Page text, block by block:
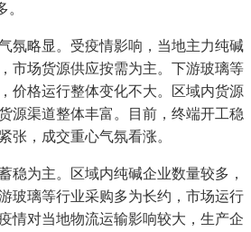
略显。受疫情影响，当地主力纯碱
市场货源供应按需为主。下游玻璃等
价格运行整体变化不大。区域内货源
源渠道整体丰富。目前，终端开工稳
张，成交重心气氛看涨。
为主。区域内纯碱企业数量较多，
玻璃等行业采购多为长约，市场运行
情对当地物流运输影响较大，生产企